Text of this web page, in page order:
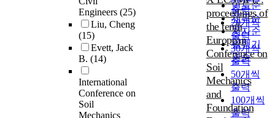
Engineers (25)
Liu, Cheng
(15)
Evett, Jack
B. (14)
International
Conference on
Soil
Mechanics
연도순
제목순
저자순
발행기
관순
출력
20개씩
출력
30개씩
출력
50개씩
출력
100개씩
출력
proceedings of
the tenth
European
Conference on
Soil
Mechanics
and
Foundation